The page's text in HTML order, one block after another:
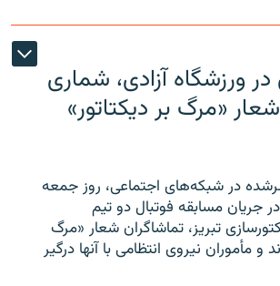
ورزشگاه آزادی، شماری
«مرگ بر دیکتاتور»
در شبکه‌های اجتماعی، روز جمعه
جریان مسابقه فوتبال دو تیم
تبریز، تماشاگران شعار «مرگ
و مأموران نیروی انتظامی با آنها درگیر